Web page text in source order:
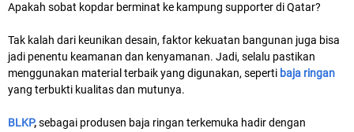
Apakah sobat kopdar berminat ke kampung supporter di Qatar?
Tak kalah dari keunikan desain, faktor kekuatan bangunan juga bisa
jadi penentu keamanan dan kenyamanan. Jadi, selalu pastikan
menggunakan material terbaik yang digunakan, seperti baja ringan
yang terbukti kualitas dan mutunya.
BLKP,sebagai produsen baja ringan terkemuka hadir dengan